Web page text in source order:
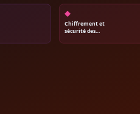
◆
Chiffrement et
sécurité des…